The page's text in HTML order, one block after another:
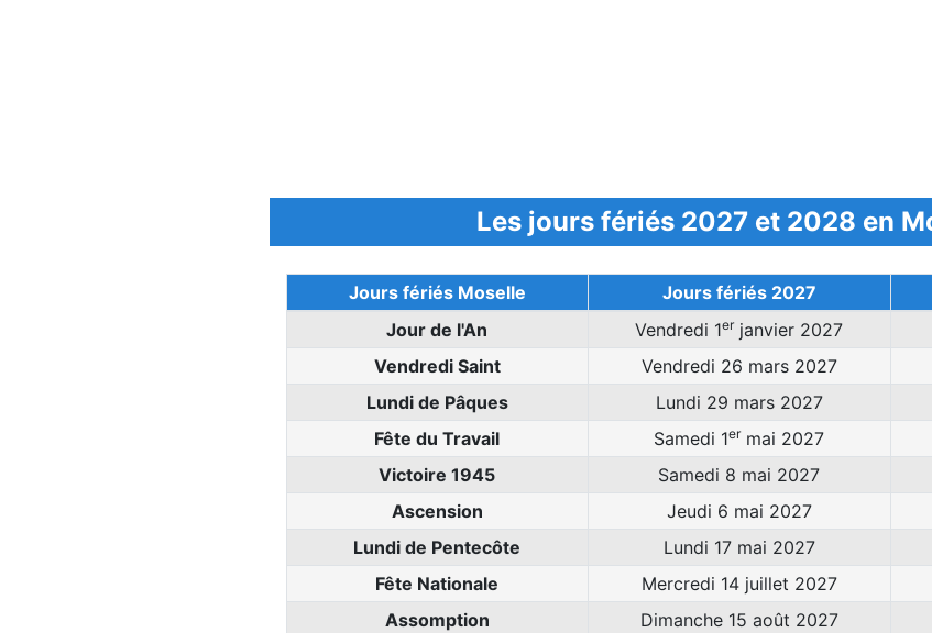
Les jours fériés 2027 et 2028 en
Jours fériés Moselle Jours fériés 2027
Jour de l'An
Vendredi 1erjanvier 2027
Vendredi Saint
Vendredi 26 mars 2027
Lundi de Pâques
Lundi 29 mars 2027
Fête du Travail
Samedi 1ermai 2027
Victoire 1945
Samedi 8 mai 2027
Ascension
Jeudi 6 mai 2027
Lundi de Pentecôte
Lundi 17 mai 2027
Fête Nationale
Mercredi 14 juillet 2027
Assomption
Dimanche 15 août 2027